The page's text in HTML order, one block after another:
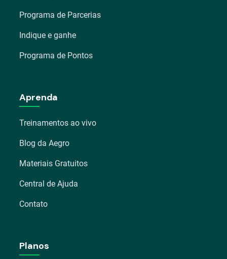
Programa de Parcerias
Indique e ganhe
Programa de Pontos
Aprenda
Treinamentos ao vivo
Blog da Aegro
Materiais Gratuitos
Central de Ajuda
Contato
Planos